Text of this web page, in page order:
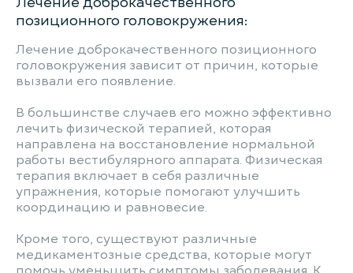
позиционного головокружения:
Лечение доброкачественного позиционного
головокружения зависит от причин, которые
вызвали его появление.
В большинстве случаев его можно эффективно
лечить физической терапией, которая
направлена на восстановление нормальной
работы вестибулярного аппарата. Физическая
терапия включает в себя различные
упражнения, которые помогают улучшить
координацию и равновесие.
Кроме того, существуют различные
медикаментозные средства, которые могут